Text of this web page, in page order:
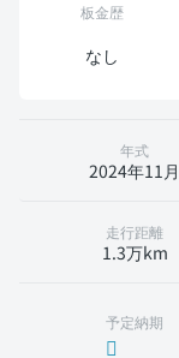
板金歴
なし
年式
2024年11月
走行距離
1.3万km
予定納期